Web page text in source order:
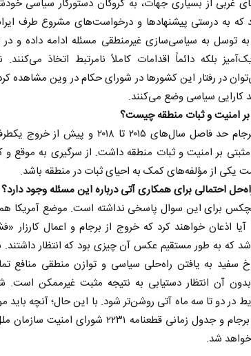
غربی از بسیاری جهات، به گروگان دستورکار سیاسی
که به درستی پیشنهادها و درخواست‌های مشروع طرف
توسل به سیاسی‌سازی غیرمنطقی مسئله ادامه داده و در
بلکه دائماً اقدامات کاملاً نامرتبط اتخاذ
در رفتار این کشورها در شورای حکام در وین مشاهده
کارایی سیاسی وضع می‌کنند.
بر امنیت و ثبات منطقه چیست؟
به باور من، برجام حد فاصل سال‌های ۲۰۱۵ تا
مثبتی بر امنیت و ثبات منطقه داشت. از سرگیری به موقع
از مؤلفه‌های کمک به احیای ثبات در منطقه باشد.
احتمالی برای همکاری آتی درباره این مسئله وجود دارد؟
برای این سوال پاسخی نداشته است. موضع آمریکا
آیا اذعان خواهند کرد که خروج از برجام و اعمال کارزار
که به طور مستقیم عکس آن چیزی بود که انتظار داشتند.
سفید به یافتن راه‌حلی سیاسی و توازن منطقی منافع
آن انتظار دستیابی به نتیجه مثبت غیرممکن است.
در دو تا سه ماه آتی روشن‌تر شود. با این حال؛ آنچه باید
از باتلاق انرژی تا بن‌بست ترامپ
سپهوند - سخنگوی کمیسیون انرژی مجلس